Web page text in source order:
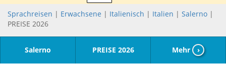
Sprachreisen | Erwachsene | Italienisch | Italien | Salerno |
PREISE 2026
Salerno PREISE 2026 Mehr ›